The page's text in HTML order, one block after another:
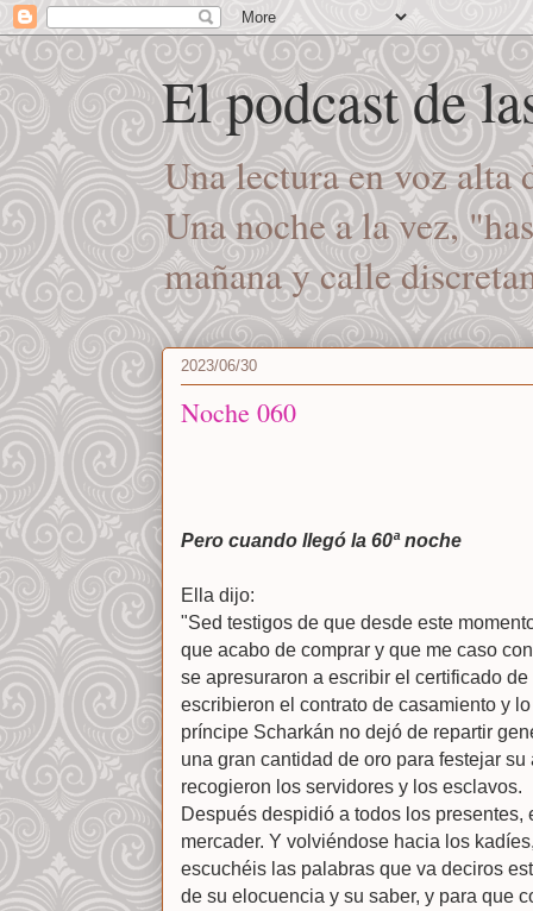
El podcast de
Una lectura en voz alta
Una noche a la vez,
mañana y calle
2023/06/30
Noche 060
Pero cuando llegó la 60ª noche
Ella dijo:
"Sed testigos de que desde este
que acabo de comprar y que me caso
se apresuraron a escribir el certificado
escribieron el contrato de casamiento y
príncipe Scharkán no dejó de repartir
una gran cantidad de oro para festejar
recogieron los servidores y los esclavos.
Después despidió a todos los presentes,
mercader. Y volviéndose hacia los
escuchéis las palabras que va deciros
de su elocuencia y su saber, y para que